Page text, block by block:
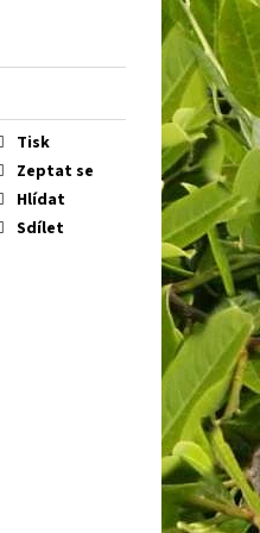
Tisk
Zeptat se
Hlídat
Sdílet